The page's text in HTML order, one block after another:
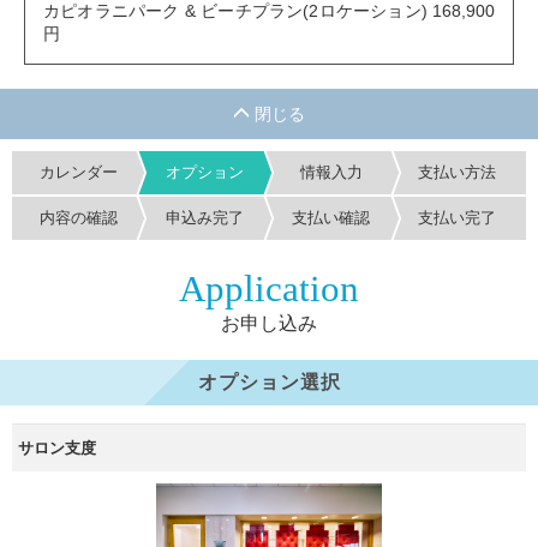
カピオラニパーク & ビーチプラン(2ロケーション) 168,900
円
カレンダー オプション 情報入力 支払い方法
内容の確認 申込み完了 支払い確認 支払い完了
Application
お申し込み
オプション選択
サロン支度